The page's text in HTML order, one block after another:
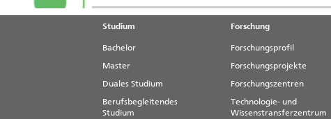
Studium
Bachelor
Master
Duales Studium
Berufsbegleitendes
Studium
Forschung
Forschungsprofil
Forschungsprojekte
Forschungszentren
Technologie- und
Wissenstransferzentrum